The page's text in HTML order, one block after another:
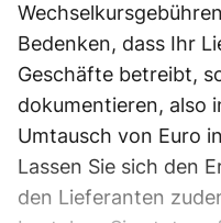
Bedenken, dass Ihr
Geschäfte betreibt,
dokumentieren, also
Umtausch von Euro
Lassen Sie sich den
den Lieferanten